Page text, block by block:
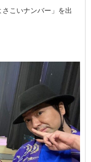
こいナンバー」を出